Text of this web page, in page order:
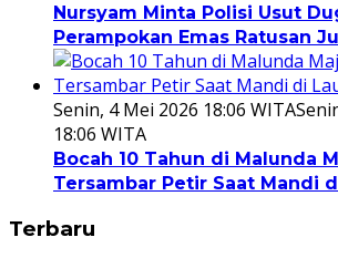
Nursyam Minta Polisi Usut
Perampokan Emas Ratusan
Senin, 4 Mei 2026 18:06 WITA
18:06 WITA
Bocah 10 Tahun di Malunda
Tersambar Petir Saat Mandi
Terbaru